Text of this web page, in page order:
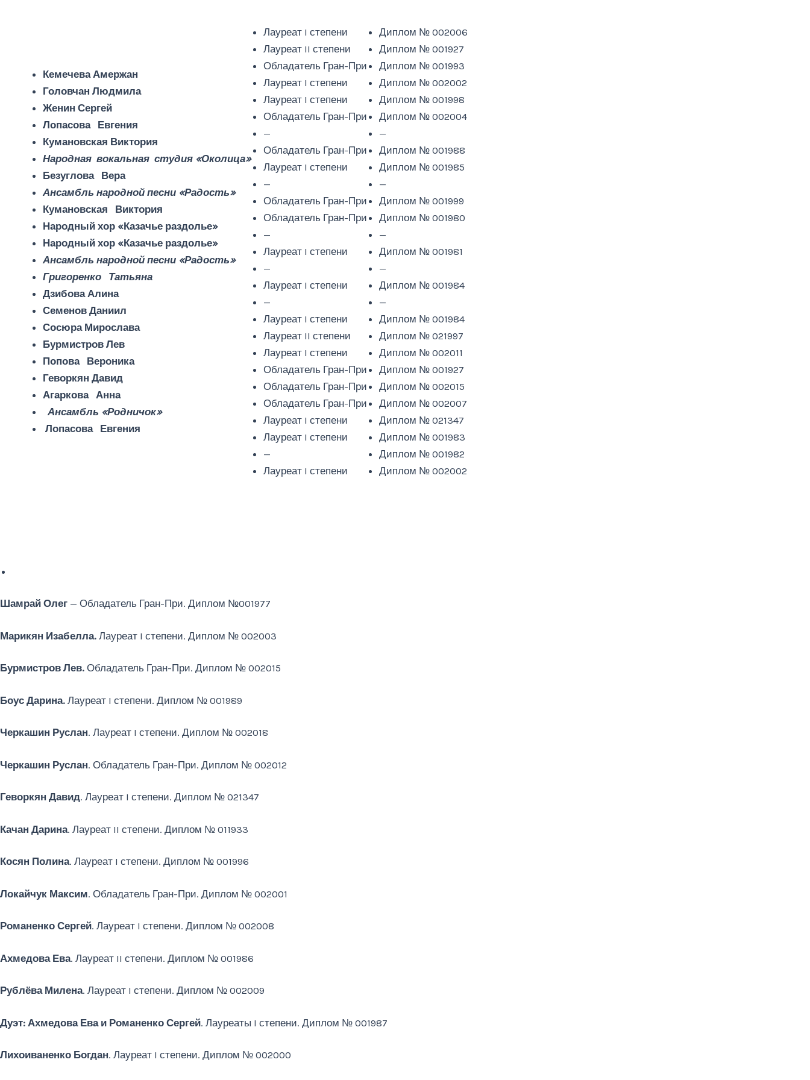
Кемечева Амержан
Головчан Людмила
Женин Сергей
Лопасова Евгения
Кумановская Виктория
Народная вокальная студия «Околица»
Безуглова Вера
Ансамбль народной песни «Радость»
Кумановская Виктория
Народный хор «Казачье раздолье»
Народный хор «Казачье раздолье»
Ансамбль народной песни «Радость»
Григоренко Татьяна
Дзибова Алина
Семенов Даниил
Сосюра Мирослава
Бурмистров Лев
Попова Вероника
Геворкян Давид
Агаркова Анна
Ансамбль «Родничок»
Лопасова Евгения
Лауреат I степени
Лауреат II степени
Обладатель Гран-При
Лауреат I степени
Лауреат I степени
Обладатель Гран-При
—
Обладатель Гран-При
Лауреат I степени
—
Обладатель Гран-При
Обладатель Гран-При
—
Лауреат I степени
—
Лауреат I степени
—
Лауреат I степени
Лауреат II степени
Лауреат I степени
Обладатель Гран-При
Обладатель Гран-При
Обладатель Гран-При
Лауреат I степени
Лауреат I степени
—
Лауреат I степени
Диплом № 002006
Диплом № 001927
Диплом № 001993
Диплом № 002002
Диплом № 001998
Диплом № 002004
—
Диплом № 001988
Диплом № 001985
—
Диплом № 001999
Диплом № 001980
—
Диплом № 001981
—
Диплом № 001984
—
Диплом № 001984
Диплом № 021997
Диплом № 002011
Диплом № 001927
Диплом № 002015
Диплом № 002007
Диплом № 021347
Диплом № 001983
Диплом № 001982
Диплом № 002002
Шамрай Олег — Обладатель Гран-При. Диплом №001977
Марикян Изабелла. Лауреат I степени. Диплом № 002003
Бурмистров Лев. Обладатель Гран-При. Диплом № 002015
Боус Дарина. Лауреат I степени. Диплом № 001989
Черкашин Руслан. Лауреат I степени. Диплом № 002018
Черкашин Руслан. Обладатель Гран-При. Диплом № 002012
Геворкян Давид. Лауреат I степени. Диплом № 021347
Качан Дарина. Лауреат II степени. Диплом № 011933
Косян Полина. Лауреат I степени. Диплом № 001996
Локайчук Максим. Обладатель Гран-При. Диплом № 002001
Романенко Сергей. Лауреат I степени. Диплом № 002008
Ахмедова Ева. Лауреат II степени. Диплом № 001986
Рублёва Милена. Лауреат I степени. Диплом № 002009
Дуэт: Ахмедова Ева и Романенко Сергей. Лауреаты I степени. Диплом № 001987
Лихоиваненко Богдан. Лауреат I степени. Диплом № 002000